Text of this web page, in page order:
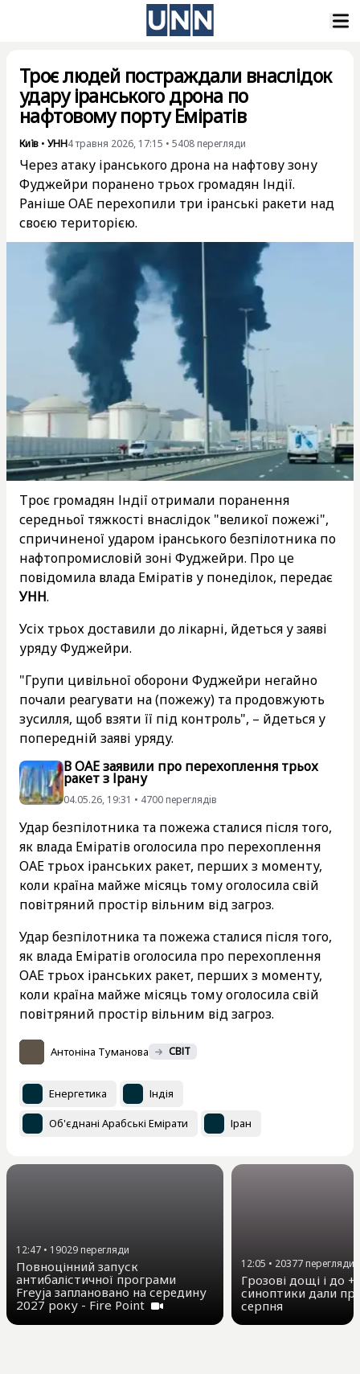
Троє людей постраждали внаслідок
удару іранського дрона по
нафтовому порту Еміратів
Київ • УНН4 травня 2026, 17:15 • 5408 перегляди
Через атаку іранського дрона на нафтову зону
Фуджейри поранено трьох громадян Індії.
Раніше ОАЕ перехопили три іранські ракети над
своєю територією.
Троє громадян Індії отримали поранення
середньої тяжкості внаслідок "великої пожежі",
спричиненої ударом іранського безпілотника по
нафтопромисловій зоні Фуджейри. Про це
повідомила влада Еміратів у понеділок, передає
УНН.
Усіх трьох доставили до лікарні, йдеться у заяві
уряду Фуджейри.
"Групи цивільної оборони Фуджейри негайно
почали реагувати на (пожежу) та продовжують
зусилля, щоб взяти її під контроль", – йдеться у
попередній заяві уряду.
В ОАЕ заявили про перехоплення трьох
ракет з Ірану
04.05.26, 19:31 • 4700 переглядiв
Удар безпілотника та пожежа сталися після того,
як влада Еміратів оголосила про перехоплення
ОАЕ трьох іранських ракет, перших з моменту,
коли країна майже місяць тому оголосила свій
повітряний простір вільним від загроз.
Удар безпілотника та пожежа сталися після того,
як влада Еміратів оголосила про перехоплення
ОАЕ трьох іранських ракет, перших з моменту,
коли країна майже місяць тому оголосила свій
повітряний простір вільним від загроз.
Антоніна Туманова СВІТ
Енергетика Індія
Об'єднані Арабські Емірати Іран
12:47 • 19029перегляди
Повноцінний запуск
антибалістичної програми
Freyja заплановано на середину
2027 року - Fire Point
12:05 • 20377перегляди
Грозові дощі і до
синоптики дали
серпня